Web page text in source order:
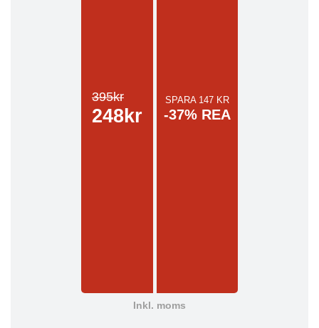
395kr
248kr
SPARA 147 KR
-37% REA
Inkl. moms